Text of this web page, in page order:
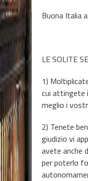
Buona Italia
LE SOLITE
1)
cui attingete
meglio i
2) Tenete
giudizio vi
avete anche
per poterlo